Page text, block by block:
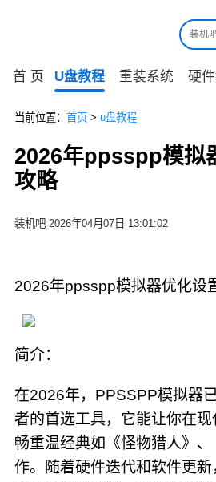
首 页 U盘教程 重装系统 硬
当前位置： 首页 > u盘教程
2026年ppsspp模拟
攻略
装机吧 2026年04月07日 13:01:02
2026年ppsspp模拟器优化设
简介：
在2026年，PPSSPP模拟器
者的首选工具，它能让你在
畅重温经典如《怪物猎人》
作。随着硬件迭代和软件更